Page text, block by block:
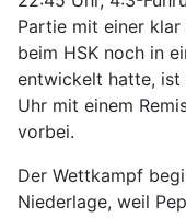
Partie mit einer klar
beim HSK noch in
entwickelt hatte, ist
Uhr mit einem
vorbei.
Der Wettkampf
Niederlage, weil